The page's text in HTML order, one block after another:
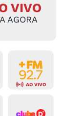
VIVO
AGORA
AO VIVO